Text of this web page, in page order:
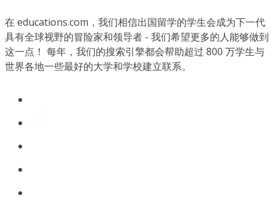
在 educations.com，我们相信出国留学的学生会成为下一代
具有全球视野的冒险家和领导者 - 我们希望更多的人能够做到
这一点！ 每年，我们的搜索引擎都会帮助超过 800 万学生与
世界各地一些最好的大学和学校建立联系。